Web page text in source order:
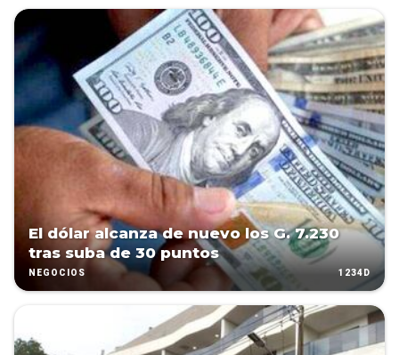
El dólar alcanza de nuevo los G. 7.230
tras suba de 30 puntos
NEGOCIOS 1234D